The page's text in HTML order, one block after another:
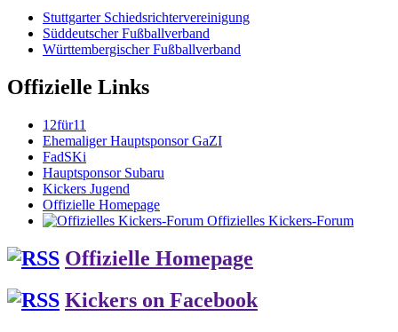
Stuttgarter Schiedsrichtervereinigung
Süddeutscher Fußballverband
Württembergischer Fußballverband
Offizielle Links
12für11
Ehemaliger Hauptsponsor GaZI
FadSKi
Hauptsponsor Subaru
Kickers Jugend
Offizielle Homepage
Offizielles Kickers-Forum
Offizielle Homepage
Kickers on Facebook